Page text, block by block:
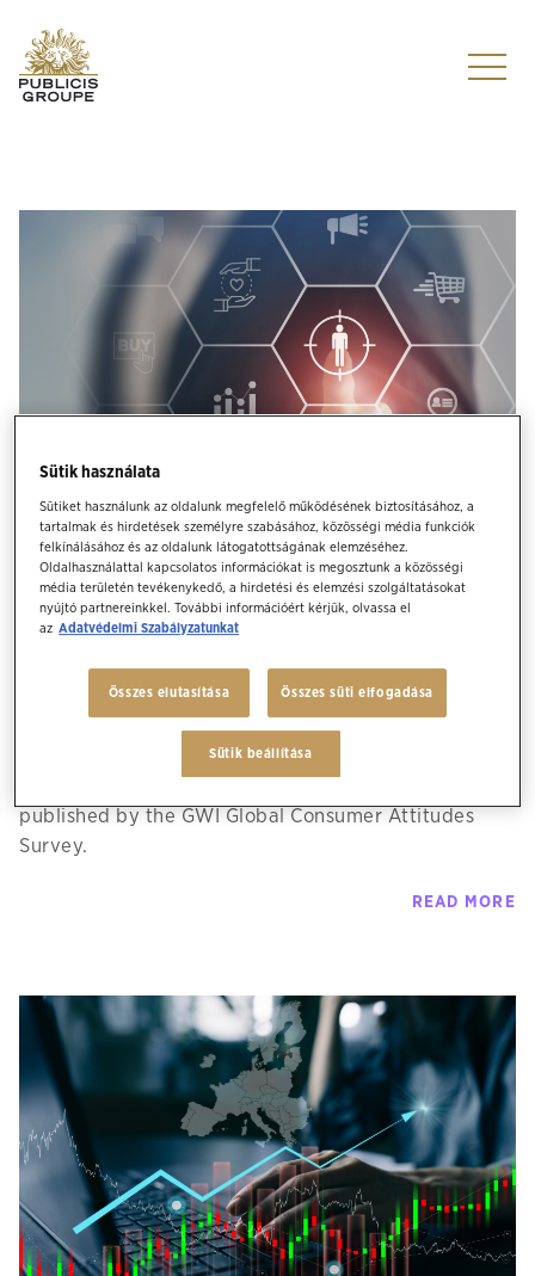
Menu
MEDIA STUDIES
GWI study – Young people keep the
pessimistic country
Hungarians are the most pessimistic about their
financial situation and the fate of their country’s
published by the GWI Global Consumer Attitudes
Survey.
READ MORE
Sütik használata
Sütiket használunk az oldalunk megfelelő működésének biztosításához, a
tartalmak és hirdetések személyre szabásához, közösségi média funkciók
felkínálásához és az oldalunk látogatottságának elemzéséhez.
Oldalhasználattal kapcsolatos információkat is megosztunk a közösségi
média területén tevékenykedő, a hirdetési és elemzési szolgáltatásokat
nyújtó partnereinkkel. További információért kérjük, olvassa el
az Adatvédelmi Szabályzatunkat
Összes elutasítása Összes süti elfogadása
Sütik beállítása